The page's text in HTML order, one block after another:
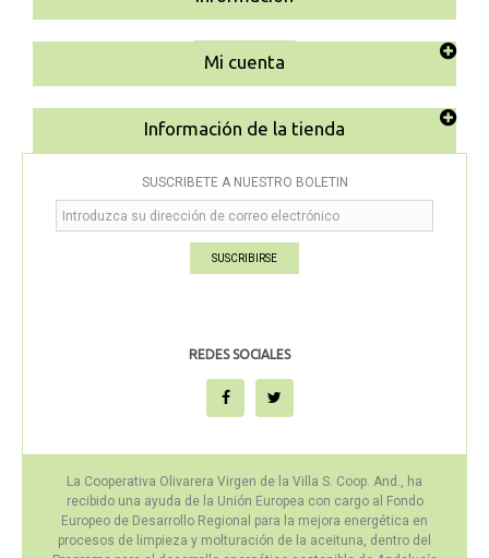
Mi cuenta
Información de la tienda
SUSCRÍBETE A NUESTRO BOLETÍN
SUSCRIBIRSE
REDES SOCIALES
La Cooperativa Olivarera Virgen de la Villa S. Coop. And., ha
recibido una ayuda de la Unión Europea con cargo al Fondo
Europeo de Desarrollo Regional para la mejora energética en
procesos de limpieza y molturación de la aceituna, dentro del